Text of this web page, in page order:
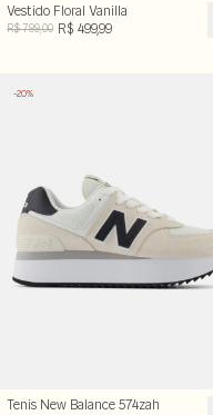
Vestido Floral Vanilla
R$ 799,00 R$ 499,99
-20%
Tenis New Balance 574zah